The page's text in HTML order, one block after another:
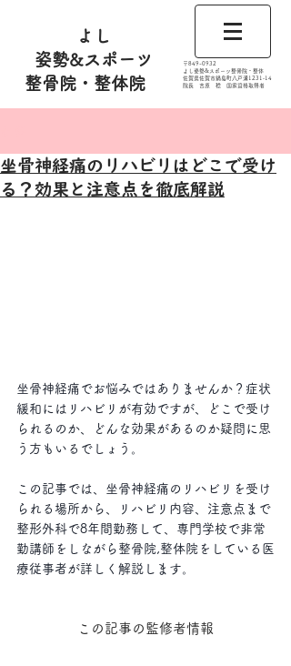
よし
姿勢&スポーツ
整骨院・整体院
​〒849-0932
よし姿勢&スポーツ整骨院・整体
佐賀県佐賀市鍋島町八戸溝1231‐14
​​院長 吉原 稔​ 国家資格取得者
坐骨神経痛のリハビリはどこで受け
る？効果と注意点を徹底解説
坐骨神経痛でお悩みではありませんか？症状
緩和にはリハビリが有効ですが、どこで受け
られるのか、どんな効果があるのか疑問に思
う方もいるでしょう。
この記事では、坐骨神経痛のリハビリを受け
られる場所から、リハビリ内容、注意点まで
整形外科で8年間勤務して、専門学校で非常
勤講師をしながら整骨院,整体院をしている医
療従事者が詳しく解説します。
この記事の監修者情報